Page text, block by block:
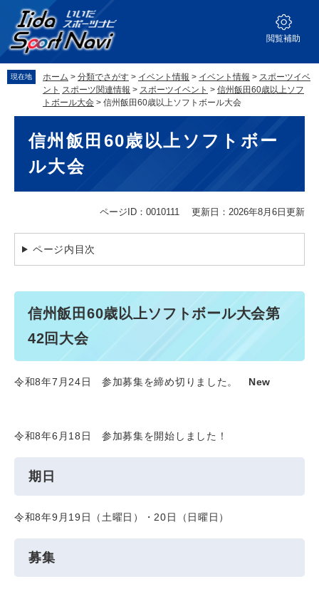
の
先
頭
ー
を
飛
閲覧補助
現在地 ホーム > 分類でさがす > イベント情報 > イベント情報 > スポーツイベ
ント スポーツ関連情報 > スポーツイベント > 信州飯田60歳以上ソフ
トボール大会 > 信州飯田60歳以上ソフトボール大会
信州飯田60歳以上ソフトボー
ル大会
ページID：0010111 更新日：2026年8月6日更新
ページ内目次
信州飯田60歳以上ソフトボール大会第
42回大会
令和8年7月24日 参加募集を締め切りました。 New
令和8年6月18日 参加募集を開始しました！
期日
令和8年9月19日（土曜日）・20日（日曜日）
募集